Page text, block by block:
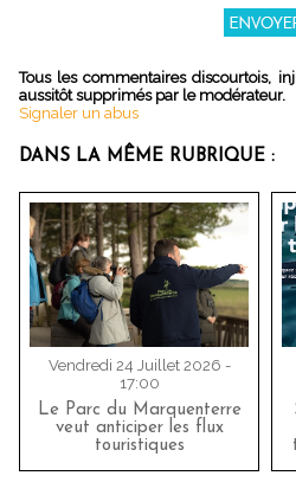
Tous les commentaires discourtois,
aussitôt supprimés par le modérateur.
Signaler un abus
DANS LA MÊME RUBRIQUE :
Vendredi 24 Juillet 2026 -
17:00
Le Parc du Marquenterre
veut anticiper les flux
touristiques